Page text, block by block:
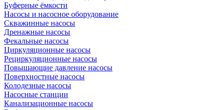
Буферные ёмкости
Насосы и насосное оборудование
Скважинные насосы
Дренажные насосы
Фекальные насосы
Циркуляционные насосы
Рециркуляционные насосы
Повышающие давление насосы
Поверхностные насосы
Колодезные насосы
Насосные станции
Канализационные насосы